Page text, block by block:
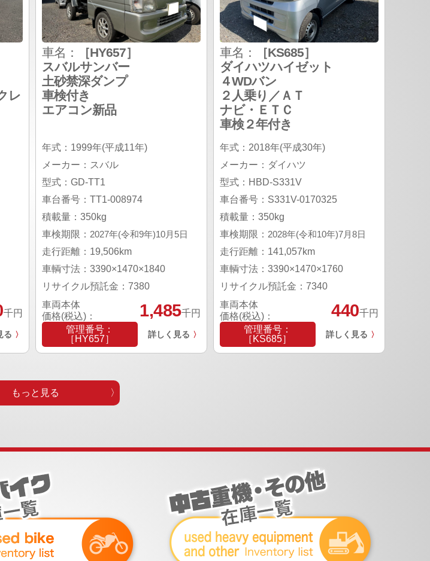
レ
千円
る 〉
車名：
［HY657］
スバルサンバー
土砂禁深ダンプ
車検付き
エアコン新品
年式：1999年(平成11年)
メーカー：スバル
型式：GD-TT1
車台番号：TT1-008974
積載量：350kg
車検期限： 2027年(令和9年)10月5日
走行距離：19,506km
車輌寸法：3390×1470×1840
リサイクル預託金：7380
車両本体
価格(税込)：
1,485千円
管理番号：
［HY657］
詳しく見る 〉
車名：
［KS685］
ダイハツハイゼット
４WDバン
２人乗り／ＡＴ
ナビ・ＥＴＣ
車検２年付き
年式：2018年(平成30年)
メーカー：ダイハツ
型式：HBD-S331V
車台番号：S331V-0170325
積載量：350kg
車検期限： 2028年(令和10年)7月8日
走行距離：141,057km
車輌寸法：3390×1470×1760
リサイクル預託金：7340
車両本体
価格(税込)：
440千円
管理番号：
［KS685］
詳しく見る 〉
もっと見る